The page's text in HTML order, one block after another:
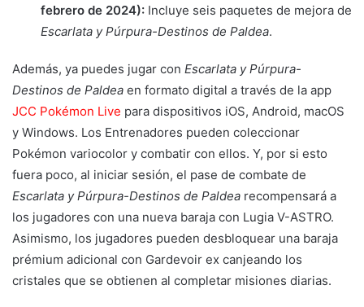
febrero de 2024): Incluye seis paquetes de mejora de
Escarlata y Púrpura-Destinos de Paldea.
Además, ya puedes jugar con Escarlata y Púrpura-
Destinos de Paldea en formato digital a través de la app
JCC Pokémon Live para dispositivos iOS, Android, macOS
y Windows. Los Entrenadores pueden coleccionar
Pokémon variocolor y combatir con ellos. Y, por si esto
fuera poco, al iniciar sesión, el pase de combate de
Escarlata y Púrpura-Destinos de Paldea recompensará a
los jugadores con una nueva baraja con Lugia V-ASTRO.
Asimismo, los jugadores pueden desbloquear una baraja
prémium adicional con Gardevoir ex canjeando los
cristales que se obtienen al completar misiones diarias.